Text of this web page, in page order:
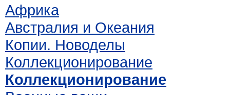
Африка
Австралия и Океания
Копии. Новоделы
Коллекционирование
Коллекционирование